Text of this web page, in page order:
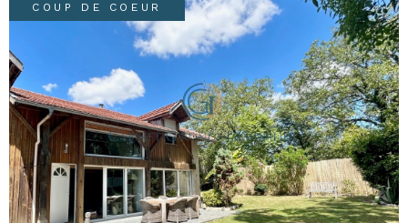
NOTRE
AVIS CLIENTS
CONTACT
COUP DE COEUR